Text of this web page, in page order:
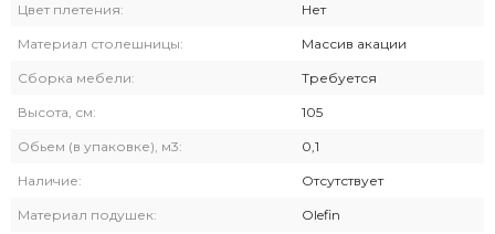
Цвет плетения: Нет
Материал столешницы: Массив акации
Сборка мебели: Требуется
Высота, см: 105
Обьем (в упаковке), м3: 0,1
Наличие: Отсутствует
Материал подушек: Olefin